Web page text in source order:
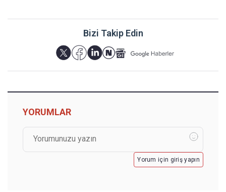
Bizi Takip Edin
YORUMLAR
Yorum için giriş yapın